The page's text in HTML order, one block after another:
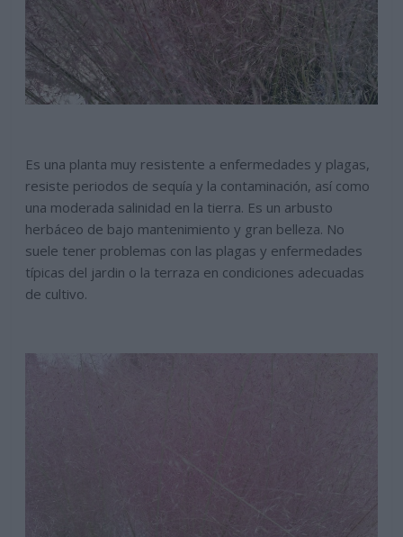
Es una planta muy resistente a enfermedades y plagas,
resiste periodos de sequía y la contaminación, así como
una moderada salinidad en la tierra. Es un arbusto
herbáceo de bajo mantenimiento y gran belleza. No
suele tener problemas con las plagas y enfermedades
típicas del jardin o la terraza en condiciones adecuadas
de cultivo.